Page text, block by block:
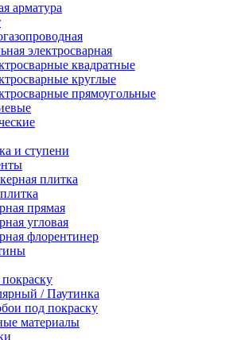
арматура
электросварная
квадратные
круглые
прямоугольные
и ступени
плитка
прямая
угловая
флорентинер
/ Паутинка
под покраску
материалы